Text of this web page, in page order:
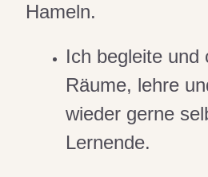
Hameln.
Ich begleite und
Räume, lehre
wieder gerne
Lernende.